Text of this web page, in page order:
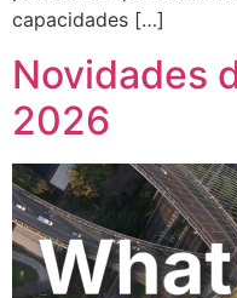
capacidades […]
Novidades
2026